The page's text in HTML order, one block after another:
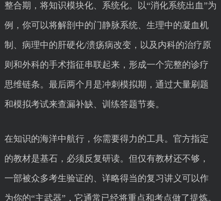
整合期，将知识模块化、系统化。以“消化系统出血”为
例，你可以将解剖中的门静脉系统、生理中的凝血机
制、病理中的肝硬化/溃疡病改变，以及内科的治疗原
则和外科的手术指征串联起来，形成一个完整的诊疗
思维链条。最后两个月是冲刺模拟期，通过大量刷题
和模拟考试来查漏补缺、训练答题节奏。
在知识的海洋中航行，你需要得力的工具。官方指定
的教材是基石，必须反复研读。但仅有教材还不够，
一部被众多考生验证的、详略得当的复习讲义可以作
为你的“主武器”，它通常已经将重点和考点做了提炼。